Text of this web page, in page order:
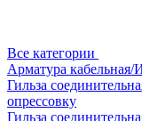
Все категории
Арматура
Гильза
опрессовку
Гильза